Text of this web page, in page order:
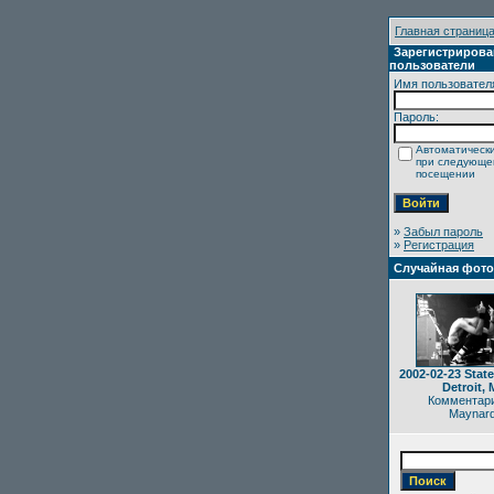
Главная страница
пользователи
Имя
Пароль:
при
посещении
» Забыл пароль
» Регистрация
Случайная
2002-02-23
Detroit,